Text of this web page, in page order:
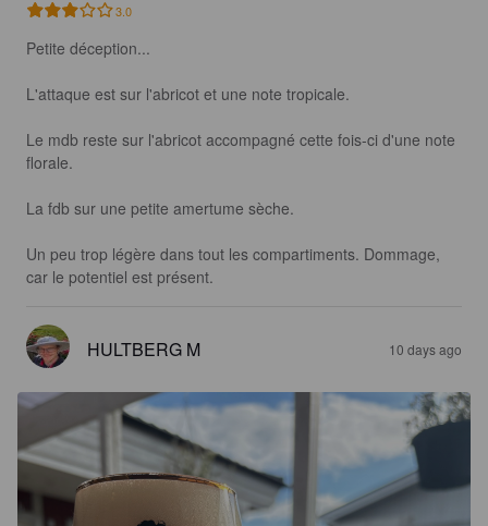
3.0
Petite déception...
L'attaque est sur l'abricot et une note tropicale.
Le mdb reste sur l'abricot accompagné cette fois-ci d'une note
florale.
La fdb sur une petite amertume sèche.
Un peu trop légère dans tout les compartiments. Dommage,
car le potentiel est présent.
HULTBERG M 10 days ago